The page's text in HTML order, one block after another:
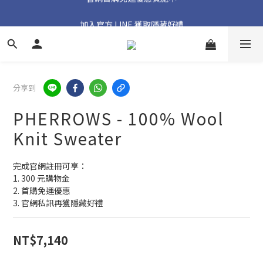
加入官方 LINE 獲取隱藏好禮
分享到
PHERROWS - 100% Wool
Knit Sweater
完成官網註冊可享：
1. 300 元購物金
2. 首購免運優惠
3. 官網私訊再獲隱藏好禮
NT$7,140